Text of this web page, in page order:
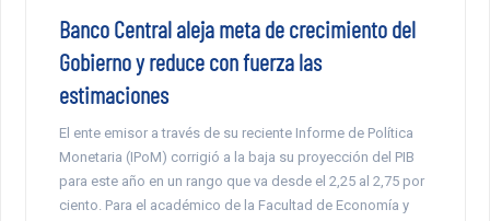
Banco Central aleja meta de crecimiento del
Gobierno y reduce con fuerza las
estimaciones
El ente emisor a través de su reciente Informe de Política
Monetaria (IPoM) corrigió a la baja su proyección del PIB
para este año en un rango que va desde el 2,25 al 2,75 por
ciento. Para el académico de la Facultad de Economía y